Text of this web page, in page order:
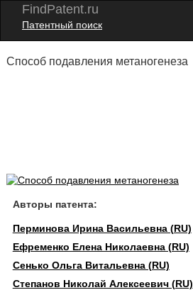
FindPatent.ru
Патентный поиск
Способ подавления метаногенеза
Авторы патента:
Перминова Ирина Васильевна (RU)
Ефременко Елена Николаевна (RU)
Сенько Ольга Витальевна (RU)
Степанов Николай Алексеевич (RU)